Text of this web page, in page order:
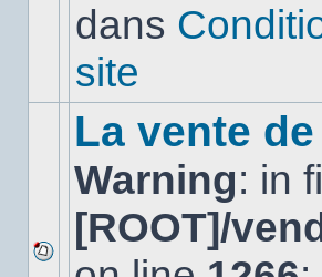
sujet.
dans
site
Aucun
La vente
Warning: in
[ROOT]/